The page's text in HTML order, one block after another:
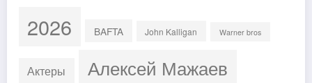
2026 BAFTA John Kalligan Warner bros
Актеры Алексей Мажаев